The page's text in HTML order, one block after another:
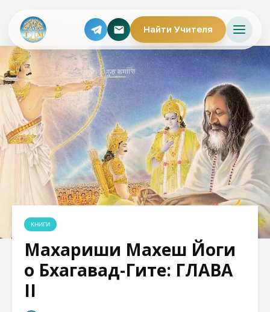
Найти Учителя
КНИГИ
Махариши Махеш Йоги
о Бхагавад-Гите: ГЛАВА
II